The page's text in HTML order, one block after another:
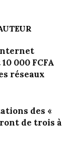
000 FCFA
réseaux
des «
de trois à